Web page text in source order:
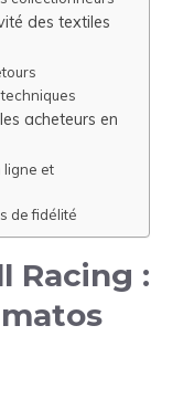
des textiles
acheteurs en
ligne et
de fidélité
Racing :